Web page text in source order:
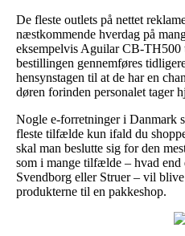
De fleste outlets på nettet
næstkommende hverdag på
eksempelvis Aguilar CB-TH500
bestillingen gennemføres
hensynstagen til at de har en
døren forinden personalet tager
Nogle e-forretninger i Danmark
fleste tilfælde kun ifald du
skal man beslutte sig for den
som i mange tilfælde – hvad
Svendborg eller Struer – vil
produkterne til en pakkeshop.